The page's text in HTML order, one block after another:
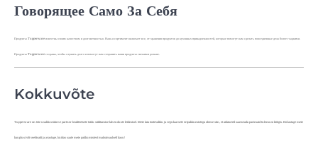
Говорящее Само За Себя
Продукты Tupperware известны своим качеством и долговечностью. Наш ассортимент включает все, от хранения продуктов до кухонных принадлежностей, которые помогут вам сделать повседневные дела более гладкими.
Продукты Tupperware созданы, чтобы служить долго и помогут вам сохранить ваши продукты свежими дольше.
Kokkuvõte
Tupperware on teie usaldusväärne partner kvaliteetsete toidu säilitamise lahenduste leidmisel. Meie laia tootevaliku ja regulaarsete eripakkumistega oleme siin, et aidata teil saavutada parimaid tulemusi köögis. Külastage meie
kauplusi või veebisaiti ja avastage, kuidas saate meie pakkumistest maksimaalselt kasu!